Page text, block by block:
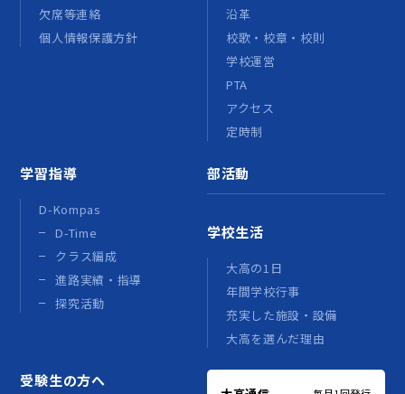
欠席等連絡
個人情報保護方針
沿革
校歌・校章・校則
学校運営
PTA
アクセス
定時制
学習指導
D-Kompas
D-Time
クラス編成
進路実績・指導
探究活動
部活動
学校生活
大高の1日
年間学校行事
充実した施設・設備
大高を選んだ理由
受験生の方へ